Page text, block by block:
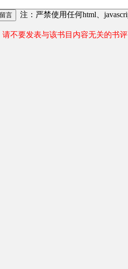
注：严禁使用任何html、
请不要发表与该书目内容无关的书